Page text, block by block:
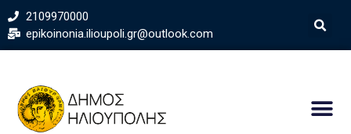
2109970000
epikoinonia.ilioupoli.gr@outlook.com